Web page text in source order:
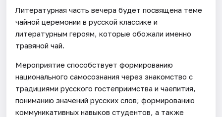
Литературная часть вечера будет посвящена теме
чайной церемонии в русской классике и
литературным героям, которые обожали именно
травяной чай.
Мероприятие способствует формированию
национального самосознания через знакомство с
традициями русского гостеприимства и чаепития,
пониманию значений русских слов; формированию
коммуникативных навыков студентов, а также